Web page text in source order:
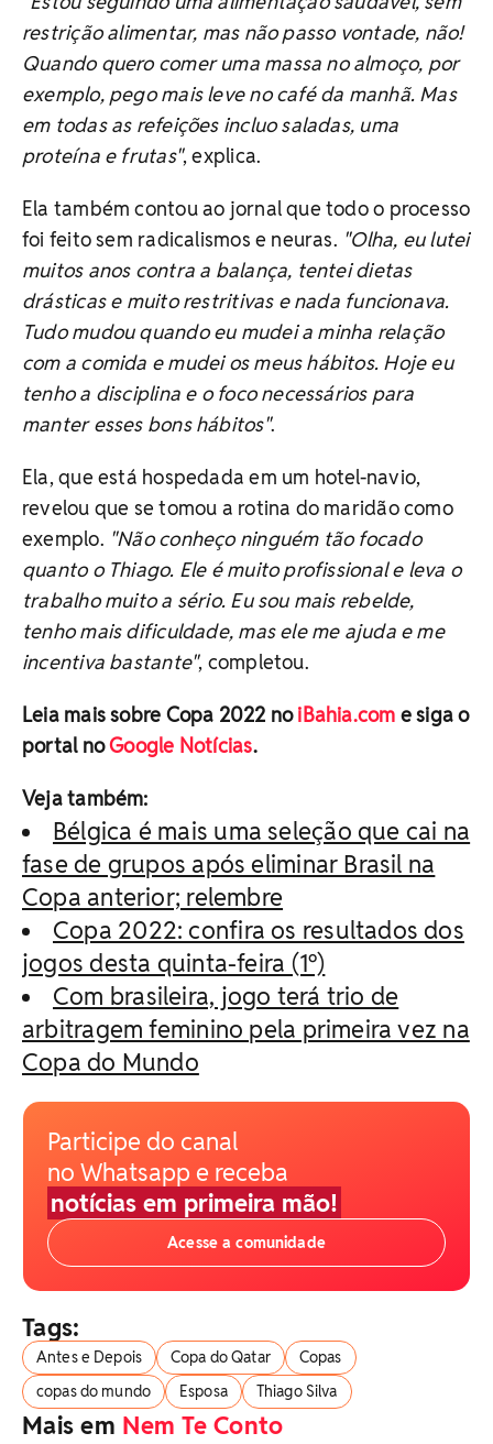
restrição alimentar, mas não passo vontade, não!
Quando quero comer uma massa no almoço, por
exemplo, pego mais leve no café da manhã. Mas
em todas as refeições incluo saladas, uma
proteína e frutas", explica.
Ela também contou ao jornal que todo o processo
foi feito sem radicalismos e neuras. "Olha, eu lutei
muitos anos contra a balança, tentei dietas
drásticas e muito restritivas e nada funcionava.
Tudo mudou quando eu mudei a minha relação
com a comida e mudei os meus hábitos. Hoje eu
tenho a disciplina e o foco necessários para
manter esses bons hábitos".
Ela, que está hospedada em um hotel-navio,
revelou que se tomou a rotina do maridão como
exemplo. "Não conheço ninguém tão focado
quanto o Thiago. Ele é muito profissional e leva o
trabalho muito a sério. Eu sou mais rebelde,
tenho mais dificuldade, mas ele me ajuda e me
incentiva bastante", completou.
Leia mais sobre Copa 2022 noiBahia.com e siga o
portal noGoogle Notícias.
Veja também:
Bélgica é mais uma seleção que cai na
fase de grupos após eliminar Brasil na
Copa anterior; relembre
Copa 2022: confira os resultados dos
jogos desta quinta-feira (1º)
Com brasileira, jogo terá trio de
arbitragem feminino pela primeira vez na
Copa do Mundo
Participe do canal
no Whatsapp e receba
notícias em primeira mão!
Acesse a comunidade
Tags:
Antes e Depois Copa do Qatar
Copas
copas do mundo
Esposa Thiago Silva
Mais em Nem Te Conto